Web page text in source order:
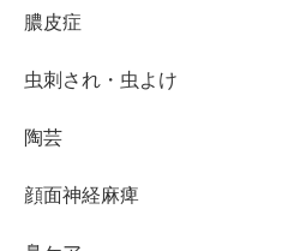
膿皮症
虫刺され・虫よけ
陶芸
顔面神経麻痺